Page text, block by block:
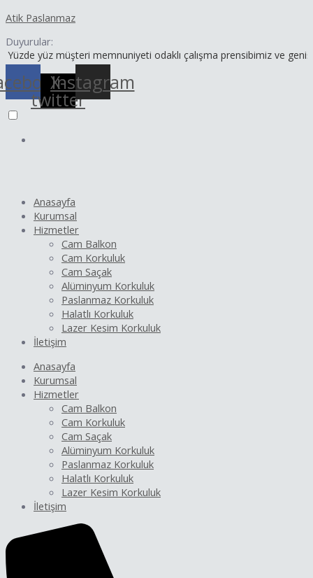
atla
Atik Paslanmaz
Duyurular:
müşteri memnuniyeti odaklı çalışma prensibimiz ve geniş ürün
X-
twitter
Instagram
Anasayfa
Kurumsal
Hizmetler
Cam Balkon
Cam Korkuluk
Cam Saçak
Alüminyum Korkuluk
Paslanmaz Korkuluk
Halatlı Korkuluk
Lazer Kesim Korkuluk
İletişim
Anasayfa
Kurumsal
Hizmetler
Cam Balkon
Cam Korkuluk
Cam Saçak
Alüminyum Korkuluk
Paslanmaz Korkuluk
Halatlı Korkuluk
Lazer Kesim Korkuluk
İletişim
dolaşımı